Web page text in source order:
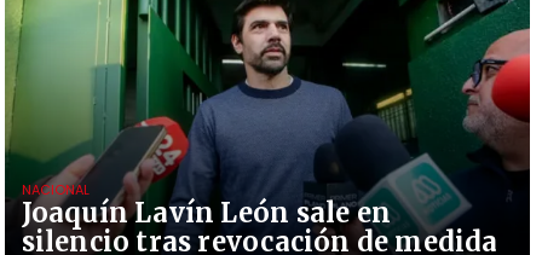
Joaquín Lavín León sale en
silencio tras revocación de medida
NACIONAL